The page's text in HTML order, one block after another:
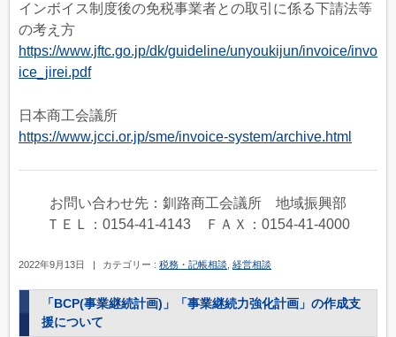
インボイス制度後の免税事業者との取引に係る下請法等
の考え方
https://www.jftc.go.jp/dk/guideline/unyoukijun/invoice/invo
ice_jirei.pdf
日本商工会議所
https://www.jcci.or.jp/sme/invoice-system/archive.html
お問い合わせ先：釧路商工会議所 地域振興部
ＴＥＬ：0154-41-4143 ＦＡＸ：0154-41-4000
2022年9月13日 | カテゴリー : 税務・記帳相談 経営相談
「BCP(事業継続計画)」「事業継続力強化計画」の作成支
援について